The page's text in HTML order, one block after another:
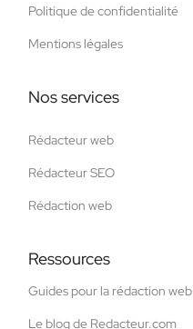
Politique de confidentialité
Mentions légales
Nos services
Rédacteur web
Rédacteur SEO
Rédaction web
Ressources
Guides pour la rédaction web
Le blog de Redacteur.com